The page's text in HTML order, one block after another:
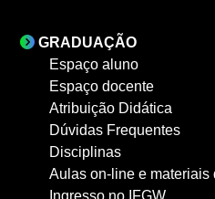
GRADUAÇÃO
Espaço aluno
Espaço docente
Atribuição Didática
Dúvidas Frequentes
Disciplinas
Aulas on-line e materiais
Ingresso no IFGW